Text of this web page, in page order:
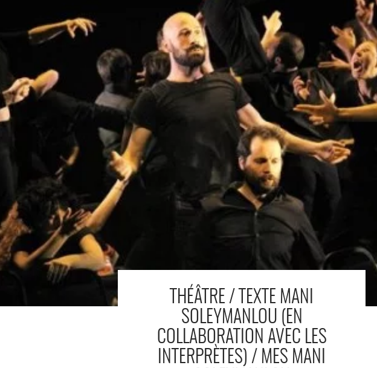
THÉÂTRE / TEXTE MANI
SOLEYMANLOU (EN
COLLABORATION AVEC LES
INTERPRÈTES) / MES MANI